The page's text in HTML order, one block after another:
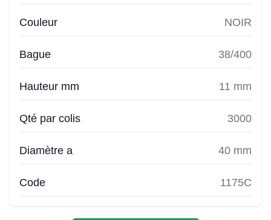
Couleur NOIR
Bague 38/400
Hauteur mm 11 mm
Qté par colis 3000
Diamètre a 40 mm
Code 1175C